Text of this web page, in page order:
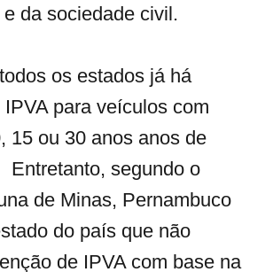
da sociedade civil.
os estados já há
para veículos com
15 ou 30 anos anos de
Entretanto, segundo o
de Minas, Pernambuco
do país que não
de IPVA com base na